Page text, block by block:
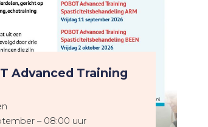
Advanced Training
– 08:00 uur